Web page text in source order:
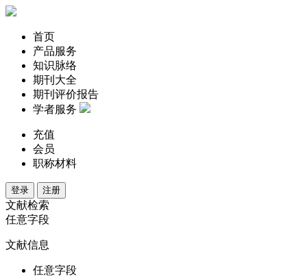
首页
产品服务
知识脉络
期刊大全
期刊评价报告
学者服务
充值
会员
职称材料
登录 注册
文献检索
任意字段
文献信息
任意字段